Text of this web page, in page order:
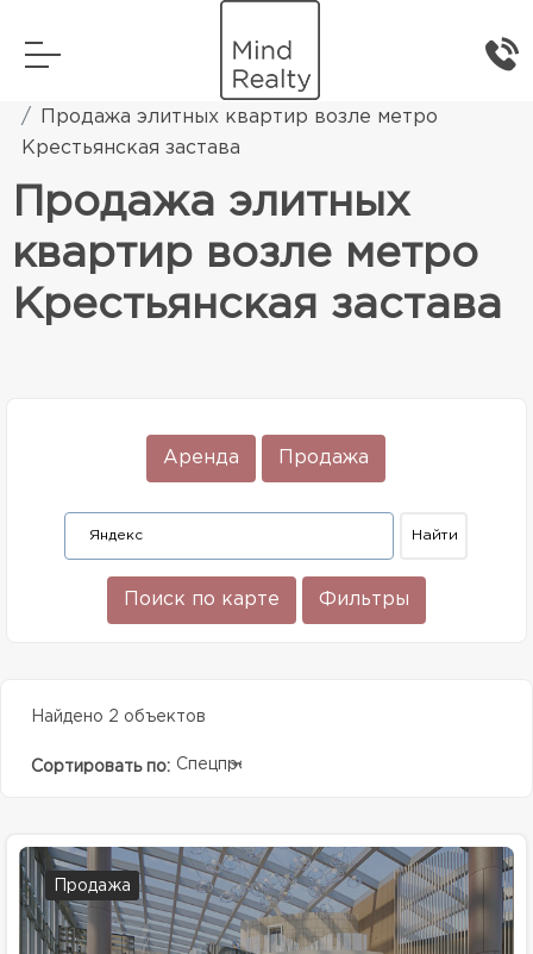
Элитная жилая недвижимость
Продажа элитных квартир возле метро
Крестьянская застава
Продажа элитных
квартир возле метро
Крестьянская застава
Аренда Продажа
Поиск по карте Фильтры
Найдено 2 объектов
Сортировать по: Спецпредолжение
Продажа